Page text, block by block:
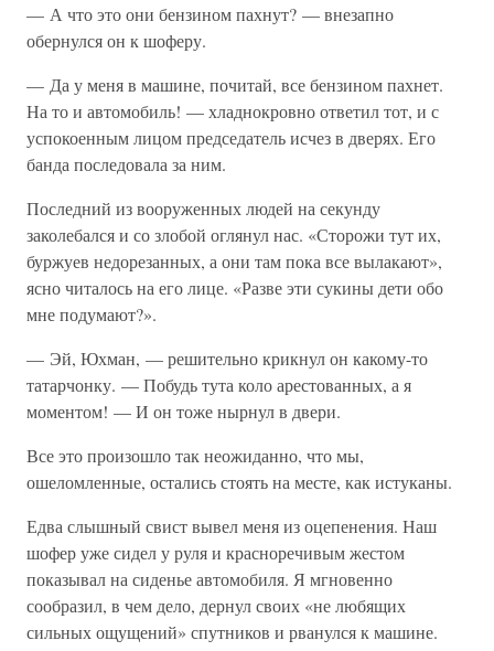
— А что это они бензином пахнут? — внезапно
обернулся он к шоферу.
— Да у меня в машине, почитай, все бензином пахнет.
На то и автомобиль! — хладнокровно ответил тот, и с
успокоенным лицом председатель исчез в дверях. Его
банда последовала за ним.
Последний из вооруженных людей на секунду
заколебался и со злобой оглянул нас. «Сторожи тут их,
буржуев недорезанных, а они там пока все вылакают»,
ясно читалось на его лице. «Разве эти сукины дети обо
мне подумают?».
— Эй, Юхман, — решительно крикнул он какому-то
татарчонку. — Побудь тута коло арестованных, а я
моментом! — И он тоже нырнул в двери.
Все это произошло так неожиданно, что мы,
ошеломленные, остались стоять на месте, как истуканы.
Едва слышный свист вывел меня из оцепенения. Наш
шофер уже сидел у руля и красноречивым жестом
показывал на сиденье автомобиля. Я мгновенно
сообразил, в чем дело, дернул своих «не любящих
сильных ощущений» спутников и рванулся к машине.